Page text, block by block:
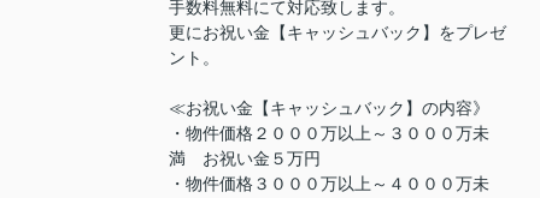
手数料無料にて対応致します。
更にお祝い金【キャッシュバック】をプレゼ
ント。
≪お祝い金【キャッシュバック】の内容》
・物件価格２０００万以上～３０００万未
満 お祝い金５万円
・物件価格３０００万以上～４０００万未